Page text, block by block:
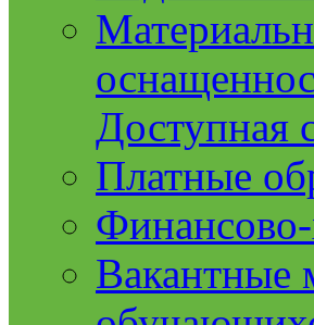
Доступная
Платные
Финансово-
Вакантные